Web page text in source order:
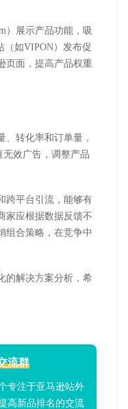
）展示产品功能，吸
（如VIPON）发布促
页面，提高产品权重
、转化率和订单量，
无效广告，调整产品
跨平台引流，能够有
家应根据数据反馈不
组合策略，在竞争中
的解决方案分析，希
流群
专注于亚马逊站外
高新品排名的交流